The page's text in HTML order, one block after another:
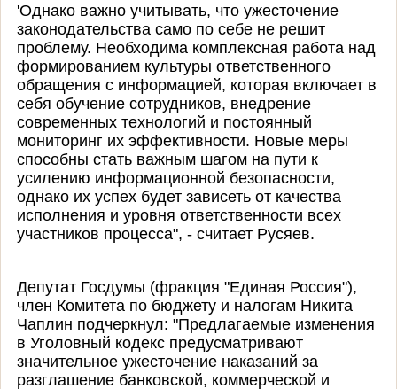
'Однако важно учитывать, что ужесточение
законодательства само по себе не решит
проблему. Необходима комплексная работа над
формированием культуры ответственного
обращения с информацией, которая включает в
себя обучение сотрудников, внедрение
современных технологий и постоянный
мониторинг их эффективности. Новые меры
способны стать важным шагом на пути к
усилению информационной безопасности,
однако их успех будет зависеть от качества
исполнения и уровня ответственности всех
участников процесса", - считает Русяев.
Депутат Госдумы (фракция "Единая Россия"),
член Комитета по бюджету и налогам Никита
Чаплин подчеркнул: "Предлагаемые изменения
в Уголовный кодекс предусматривают
значительное ужесточение наказаний за
разглашение банковской, коммерческой и